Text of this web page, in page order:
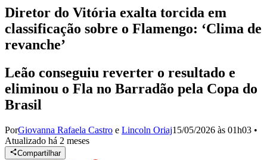
Diretor do Vitória exalta torcida em
classificação sobre o Flamengo: ‘Clima de
revanche’
Leão conseguiu reverter o resultado e
eliminou o Fla no Barradão pela Copa do
Brasil
PorGiovanna Rafaela Castro e Lincoln Oriaj15/05/2026 às 01h03 •
Atualizado há 2 meses
Compartilhar